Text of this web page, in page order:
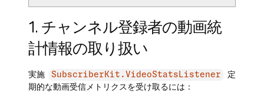
1. チャンネル登録者の動画統
計情報の取り扱い
実施 SubscriberKit.VideoStatsListener
定
期的な動画受信メトリクスを受け取るには：